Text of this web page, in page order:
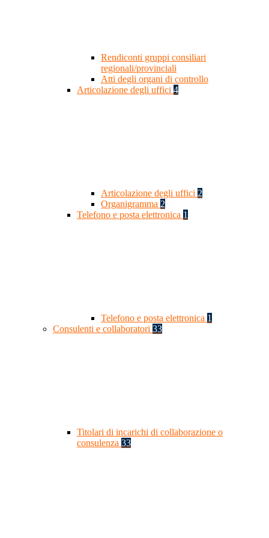
Rendiconti gruppi consiliari
regionali/provinciali
Atti degli organi di controllo
Articolazione degli uffici 4
Articolazione degli uffici 2
Organigramma 2
Telefono e posta elettronica 1
Telefono e posta elettronica 1
Consulenti e collaboratori 33
Titolari di incarichi di collaborazione o
consulenza 33